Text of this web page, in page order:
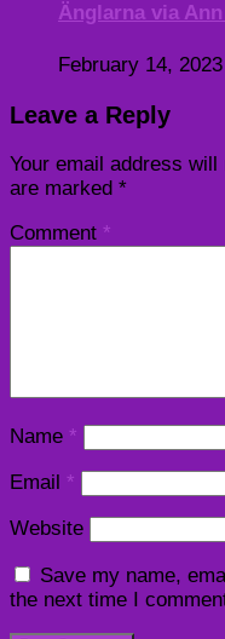
Änglarna via
February 14, 2023
Leave a Reply
Your email address will
are marked *
Comment *
Name *
Email *
Website
Save my name,
the next time I